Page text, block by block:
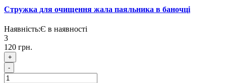
Стружка для очищення жала паяльника в баночці
Наявність:Є в наявності
3
120 грн.
+
-